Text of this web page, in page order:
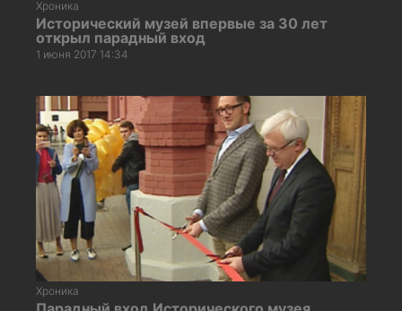
Хроника
Исторический музей впервые за 30 лет
открыл парадный вход
1 июня 2017 14:34
Хроника